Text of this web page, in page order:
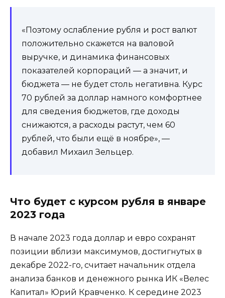
«Поэтому ослабление рубля и рост валют
положительно скажется на валовой
выручке, и динамика финансовых
показателей корпораций — а значит, и
бюджета — не будет столь негативна. Курс
70 рублей за доллар намного комфортнее
для сведения бюджетов, где доходы
снижаются, а расходы растут, чем 60
рублей, что были ещё в ноябре», —
добавил Михаил Зельцер.
Что будет с курсом рубля в январе
2023 года
В начале 2023 года доллар и евро сохранят
позиции вблизи максимумов, достигнутых в
декабре 2022-го, считает начальник отдела
анализа банков и денежного рынка ИК «Велес
Капитал» Юрий Кравченко. К середине 2023